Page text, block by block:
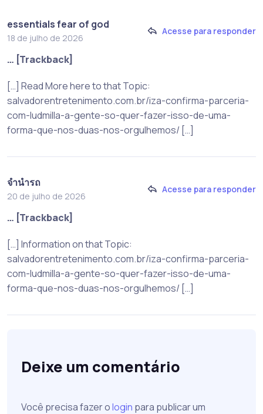
essentials fear of god
18 de julho de 2026
Acesse para responder
… [Trackback]
[…] Read More here to that Topic:
salvadorentretenimento.com.br/iza-confirma-parceria-
com-ludmilla-a-gente-so-quer-fazer-isso-de-uma-
forma-que-nos-duas-nos-orgulhemos/ […]
จำนำรถ
20 de julho de 2026
Acesse para responder
… [Trackback]
[…] Information on that Topic:
salvadorentretenimento.com.br/iza-confirma-parceria-
com-ludmilla-a-gente-so-quer-fazer-isso-de-uma-
forma-que-nos-duas-nos-orgulhemos/ […]
Deixe um comentário
Você precisa fazer ologin para publicar um